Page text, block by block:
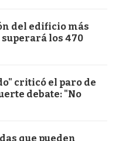
del edificio más
los 470
criticó el paro de
debate: "No
que pueden